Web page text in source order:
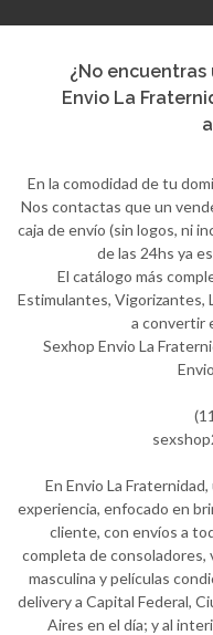
¿No encuentras
Envio La
En la comodidad de tu
Nos contactas que un
caja de envío (sin logos, ni
de las 24hs ya
El catálogo más
Estimulantes, Vigorizantes,
a convertir
Sexhop Envio La
En Envio La
experiencia, enfocado en
cliente, con envíos a
completa de consoladores,
masculina y películas
delivery a Capital Federal,
Aires en el día; y al